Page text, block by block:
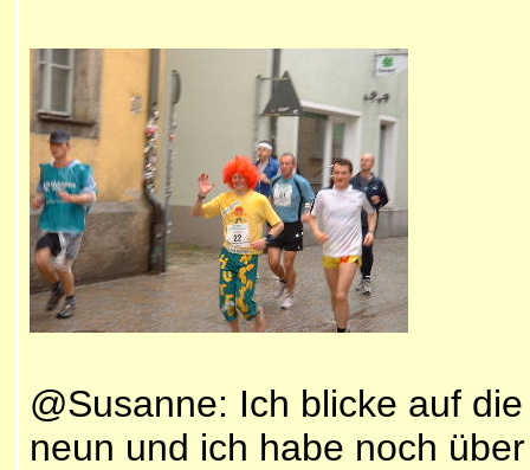
@Susanne: Ich blicke auf
neun und ich habe noch